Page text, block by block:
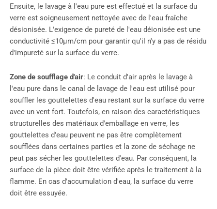
Ensuite, le lavage à l'eau pure est effectué et la surface du
verre est soigneusement nettoyée avec de l'eau fraîche
désionisée. L'exigence de pureté de l'eau déionisée est une
conductivité ≤10μm/cm pour garantir qu'il n'y a pas de résidu
d'impureté sur la surface du verre.
Zone de soufflage d'air: Le conduit d'air après le lavage à
l'eau pure dans le canal de lavage de l'eau est utilisé pour
souffler les gouttelettes d'eau restant sur la surface du verre
avec un vent fort. Toutefois, en raison des caractéristiques
structurelles des matériaux d'emballage en verre, les
gouttelettes d'eau peuvent ne pas être complètement
soufflées dans certaines parties et la zone de séchage ne
peut pas sécher les gouttelettes d'eau. Par conséquent, la
surface de la pièce doit être vérifiée après le traitement à la
flamme. En cas d'accumulation d'eau, la surface du verre
doit être essuyée.